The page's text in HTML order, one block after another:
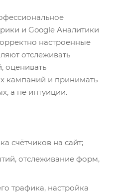
и Google Аналитики
настроенные
отслеживать
оценивать
кампаний и принимать
а не интуиции.
счётчиков на сайт;
отслеживание форм,
трафика, настройка